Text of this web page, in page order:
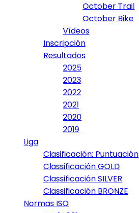
October Trail
October Bike
Vídeos
Inscripción
Resultados
2025
2023
2022
2021
2020
2019
Liga
Clasificación: Puntuación
Classificación GOLD
Classificación SILVER
Classificación BRONZE
Normas ISO